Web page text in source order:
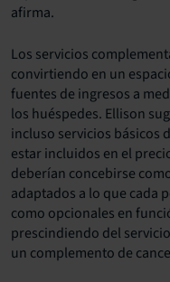
afirma.
Los servicios
convirtiendo en un
fuentes de ingresos a
los huéspedes. Ellison
incluso servicios básicos
estar incluidos en el
deberían concebirse
adaptados a lo que cada
como opcionales en
prescindiendo del
un complemento de